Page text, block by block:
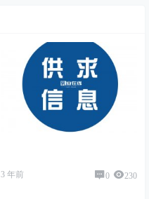
3 年前 0 230